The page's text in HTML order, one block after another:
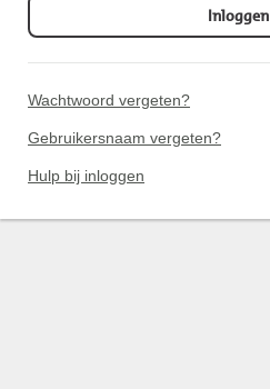
Inloggen
Wachtwoord vergeten?
Gebruikersnaam vergeten?
Hulp bij inloggen